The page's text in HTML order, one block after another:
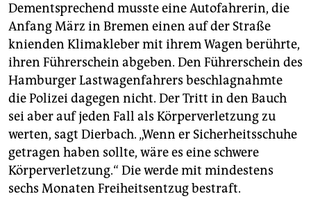
Dementsprechend musste eine Autofahrerin, die
Anfang März in Bremen einen auf der Straße
knienden Klimakleber mit ihrem Wagen berührte,
ihren Führerschein abgeben. Den Führerschein des
Hamburger Lastwagenfahrers beschlagnahmte
die Polizei dagegen nicht. Der Tritt in den Bauch
sei aber auf jeden Fall als Körperverletzung zu
werten, sagt Dierbach. „Wenn er Sicherheitsschuhe
getragen haben sollte, wäre es eine schwere
Körperverletzung.“ Die werde mit mindestens
sechs Monaten Freiheitsentzug bestraft.